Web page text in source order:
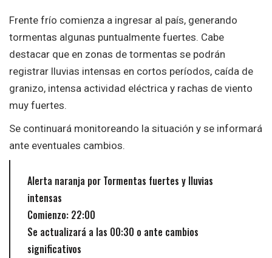
Frente frío comienza a ingresar al país, generando
tormentas algunas puntualmente fuertes. Cabe
destacar que en zonas de tormentas se podrán
registrar lluvias intensas en cortos períodos, caída de
granizo, intensa actividad eléctrica y rachas de viento
muy fuertes.
Se continuará monitoreando la situación y se informará
ante eventuales cambios.
Alerta naranja por Tormentas fuertes y lluvias
intensas
Comienzo: 22:00
Se actualizará a las 00:30 o ante cambios
significativos